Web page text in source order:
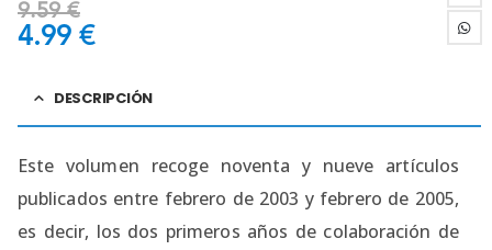
9.59€
4.99 €
DESCRIPCIÓN
Este volumen recoge noventa y nueve artículos
publicados entre febrero de 2003 y febrero de 2005,
es decir, los dos primeros años de colaboración de